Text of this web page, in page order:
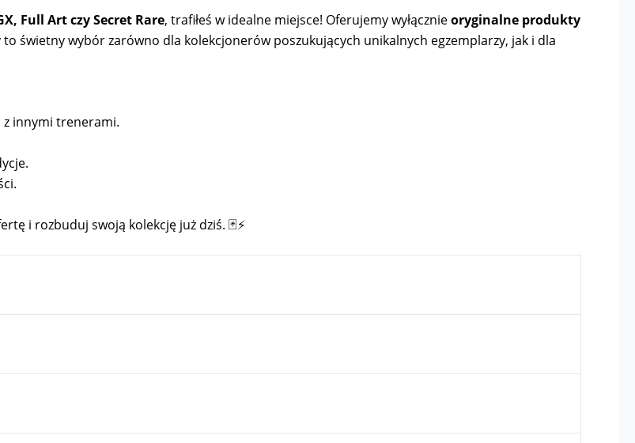
Full Art czy Secret Rare, trafiłeś w idealne miejsce! Oferujemy wyłącznieoryginalne produkty
świetny wybór zarówno dla kolekcjonerów poszukujących unikalnych egzemplarzy, jak i dla
innymi trenerami.
i rozbuduj swoją kolekcję już dziś. 🃏⚡